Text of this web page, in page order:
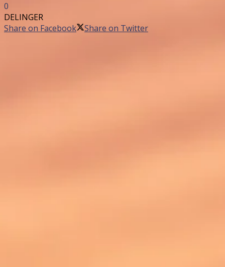
0
DELINGER
Share on Facebook
Share on Twitter